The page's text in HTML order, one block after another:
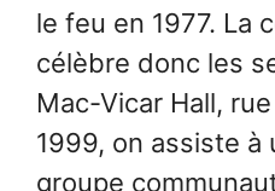
le feu en 1977. La
célèbre donc les
Mac-Vicar Hall,
1999, on assiste à
groupe